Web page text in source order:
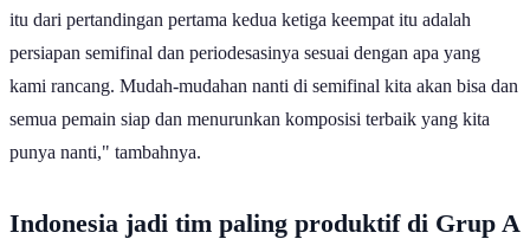
itu dari pertandingan pertama kedua ketiga keempat itu adalah
persiapan semifinal dan periodesasinya sesuai dengan apa yang
kami rancang. Mudah-mudahan nanti di semifinal kita akan bisa dan
semua pemain siap dan menurunkan komposisi terbaik yang kita
punya nanti," tambahnya.
Indonesia jadi tim paling produktif di Grup A